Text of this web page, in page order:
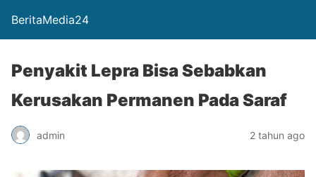
BeritaMedia24
Penyakit Lepra Bisa Sebabkan
Kerusakan Permanen Pada Saraf
admin 2 tahun ago